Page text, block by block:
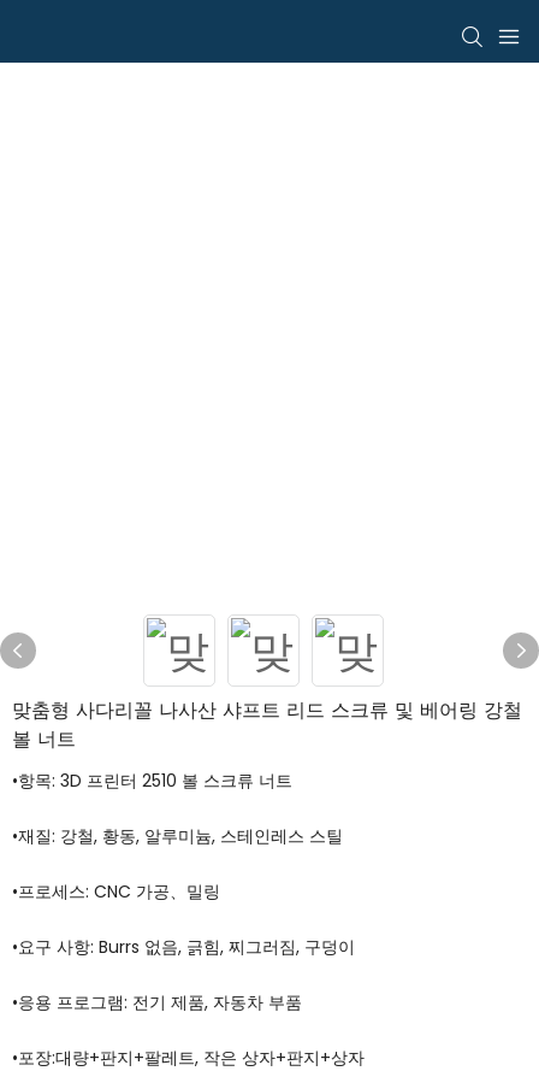
맞춤형 사다리꼴 나사산 샤프트 리드 스크류 및 베어링 강철
볼 너트
•항목: 3D 프린터 2510 볼 스크류 너트
•재질: 강철, 황동, 알루미늄, 스테인레스 스틸
•프로세스: CNC 가공、밀링
•요구 사항: Burrs 없음, 긁힘, 찌그러짐, 구덩이
•응용 프로그램: 전기 제품, 자동차 부품
•포장:대량+판지+팔레트, 작은 상자+판지+상자